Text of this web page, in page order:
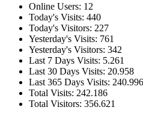
Online Users: 12
Today's Visits: 440
Today's Visitors: 227
Yesterday's Visits: 761
Yesterday's Visitors: 342
Last 7 Days Visits: 5.261
Last 30 Days Visits: 20.958
Last 365 Days Visits: 240.996
Total Visits: 242.186
Total Visitors: 356.621